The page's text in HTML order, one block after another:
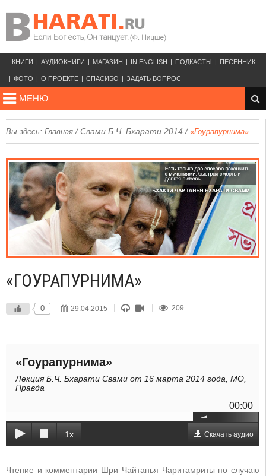
КНИГИ АУДИОКНИГИ МАГАЗИН IN ENGLISH ПОДКАСТЫ ПЕСЕННИК
ФОТО О ПРОЕКТЕ СПАСИБО ЗАДАТЬ ВОПРОС
МЕНЮ
Вы здесь: Главная /Свами Б.Ч. Бхарати 2014 / «Гоурапурнима»
«ГОУРАПУРНИМА»
0 29.04.2015 209
«Гоурапурнима»
Лекция Б.Ч. Бхарати Свами от 16 марта 2014 года, МО,
Правда
00:00
1x Скачать аудио
Чтение и комментарии Шри Чайтанья Чаритамриты по случаю